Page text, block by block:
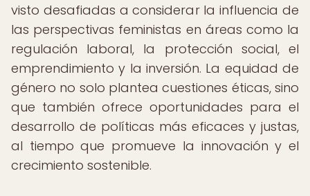
visto desafiadas a considerar la influencia de
las perspectivas feministas en áreas como la
regulación laboral, la protección social, el
emprendimiento y la inversión. La equidad de
género no solo plantea cuestiones éticas, sino
que también ofrece oportunidades para el
desarrollo de políticas más eficaces y justas,
al tiempo que promueve la innovación y el
crecimiento sostenible.